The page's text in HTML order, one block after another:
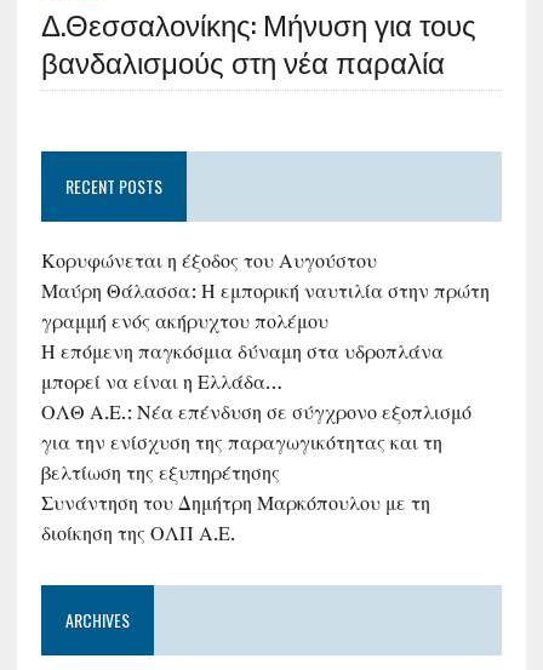
Δ.Θεσσαλονίκης: Μήνυση για τους
βανδαλισμούς στη νέα παραλία
RECENT POSTS
Κορυφώνεται η έξοδος του Αυγούστου
Μαύρη Θάλασσα: Η εμπορική ναυτιλία στην πρώτη
γραμμή ενός ακήρυχτου πολέμου
Η επόμενη παγκόσμια δύναμη στα υδροπλάνα
μπορεί να είναι η Ελλάδα…
ΟΛΘ Α.Ε.: Νέα επένδυση σε σύγχρονο εξοπλισμό
για την ενίσχυση της παραγωγικότητας και τη
βελτίωση της εξυπηρέτησης
Συνάντηση του Δημήτρη Μαρκόπουλου με τη
διοίκηση της ΟΛΠ Α.Ε.
ARCHIVES